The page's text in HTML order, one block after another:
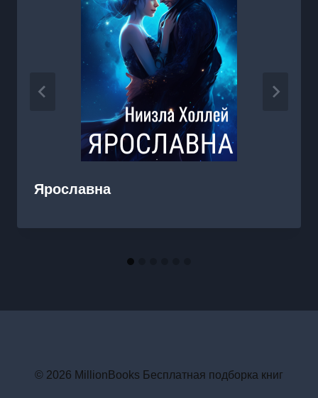
Ярославна
© 2026 MillionBooks Бесплатная подборка книг